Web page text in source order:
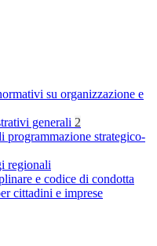
su organizzazione e
generali 2
programmazione strategico-
regionali
e codice di condotta
cittadini e imprese